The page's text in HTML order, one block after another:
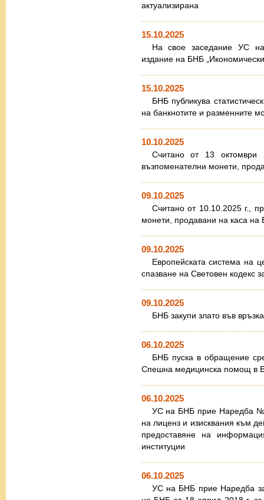
актуализирана
15.10.2025
На свое заседание УС
издание на БНБ
15.10.2025
БНБ публикува
на банкнотите и разменните
10.10.2025
Считано от 13 октомври
възпоменателни монети,
09.10.2025
Считано от 10.10.2025 г.,
монети, продавани на каса на
09.10.2025
Европейската система на
спазване на Световен кодекс
09.10.2025
БНБ закупи злато във
06.10.2025
БНБ пуска в обращение
Спешна медицинска помощ в
06.10.2025
УС на БНБ прие Наредба №
на лиценз и изисквания към
предоставяне на
институции
06.10.2025
УС на БНБ прие Наредба